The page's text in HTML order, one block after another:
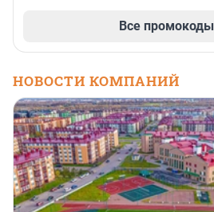
Все промокоды
НОВОСТИ КОМПАНИЙ